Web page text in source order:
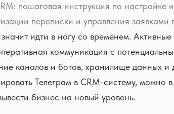
пошаговая инструкция по настройке
переписки и управления заявками
идти в ногу со временем. Активные
коммуникация с
каналов и ботов, хранилище данных и
Телеграм в CRM-систему, можно
бизнес на новый уровень.